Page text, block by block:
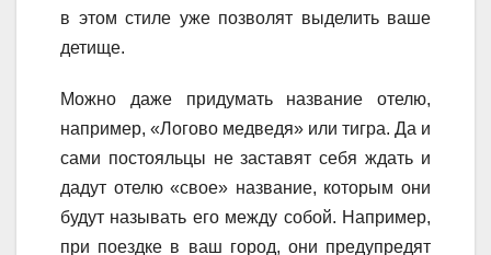
в этом стиле уже позволят выделить ваше
детище.
Можно даже придумать название отелю,
например, «Логово медведя» или тигра. Да и
сами постояльцы не заставят себя ждать и
дадут отелю «свое» название, которым они
будут называть его между собой. Например,
при поездке в ваш город, они предупредят